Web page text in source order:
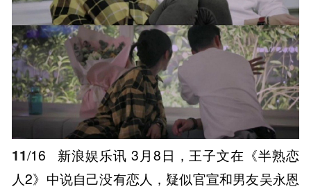
11/16
新浪娱乐讯 3月8日，王子文在《半熟恋
人2》中说自己没有恋人，疑似官宣和男友吴永恩